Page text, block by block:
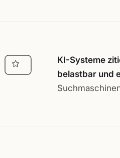
KI-Systeme
belastbar und